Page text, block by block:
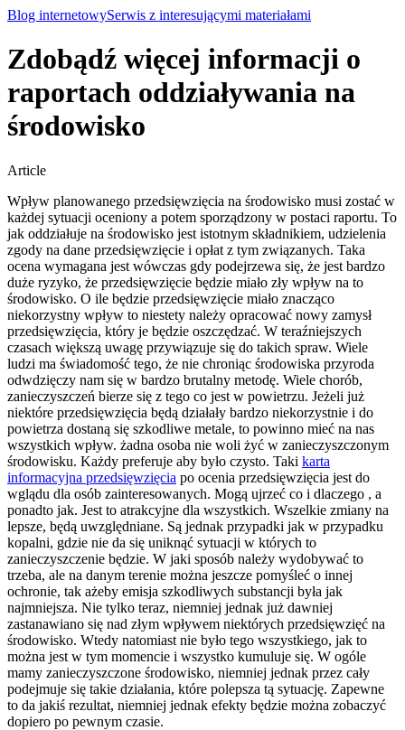
Blog internetowySerwis z interesującymi materiałami
Zdobądź więcej informacji o
raportach oddziaływania na
środowisko
Article
Wpływ planowanego przedsięwzięcia na środowisko musi zostać w
każdej sytuacji oceniony a potem sporządzony w postaci raportu. To
jak oddziałuje na środowisko jest istotnym składnikiem, udzielenia
zgody na dane przedsięwzięcie i opłat z tym związanych. Taka
ocena wymagana jest wówczas gdy podejrzewa się, że jest bardzo
duże ryzyko, że przedsięwzięcie będzie miało zły wpływ na to
środowisko. O ile będzie przedsięwzięcie miało znacząco
niekorzystny wpływ to niestety należy opracować nowy zamysł
przedsięwzięcia, który je będzie oszczędzać. W teraźniejszych
czasach większą uwagę przywiązuje się do takich spraw. Wiele
ludzi ma świadomość tego, że nie chroniąc środowiska przyroda
odwdzięczy nam się w bardzo brutalny metodę. Wiele chorób,
zanieczyszczeń bierze się z tego co jest w powietrzu. Jeżeli już
niektóre przedsięwzięcia będą działały bardzo niekorzystnie i do
powietrza dostaną się szkodliwe metale, to powinno mieć na nas
wszystkich wpływ. żadna osoba nie woli żyć w zanieczyszczonym
środowisku. Każdy preferuje aby było czysto. Taki karta
informacyjna przedsięwzięcia po ocenia przedsięwzięcia jest do
wglądu dla osób zainteresowanych. Mogą ujrzeć co i dlaczego , a
ponadto jak. Jest to atrakcyjne dla wszystkich. Wszelkie zmiany na
lepsze, będą uwzględniane. Są jednak przypadki jak w przypadku
kopalni, gdzie nie da się uniknąć sytuacji w których to
zanieczyszczenie będzie. W jaki sposób należy wydobywać to
trzeba, ale na danym terenie można jeszcze pomyśleć o innej
ochronie, tak ażeby emisja szkodliwych substancji była jak
najmniejsza. Nie tylko teraz, niemniej jednak już dawniej
zastanawiano się nad złym wpływem niektórych przedsięwzięć na
środowisko. Wtedy natomiast nie było tego wszystkiego, jak to
można jest w tym momencie i wszystko kumuluje się. W ogóle
mamy zanieczyszczone środowisko, niemniej jednak przez cały
podejmuje się takie działania, które polepsza tą sytuację. Zapewne
to da jakiś rezultat, niemniej jednak efekty będzie można zobaczyć
dopiero po pewnym czasie.